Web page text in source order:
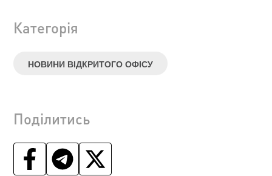
Категорія
НОВИНИ ВІДКРИТОГО ОФІСУ
Поділитись